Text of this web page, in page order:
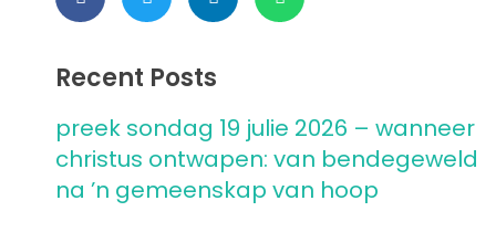
Recent Posts
preek sondag 19 julie 2026 – wanneer
christus ontwapen: van bendegeweld
na ’n gemeenskap van hoop